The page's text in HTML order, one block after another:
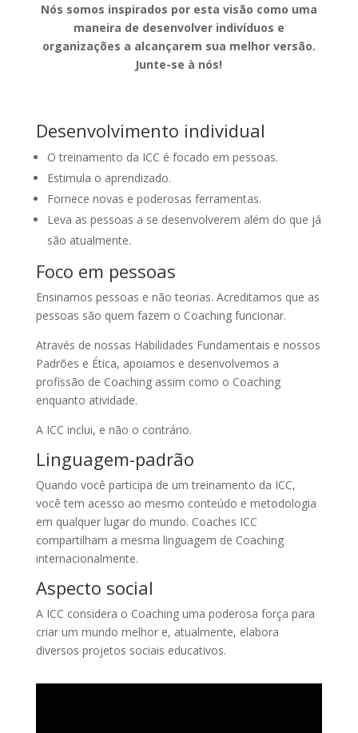
Nós somos inspirados por esta visão como uma
maneira de desenvolver indivíduos e
organizações a alcançarem sua melhor versão.
Junte-se à nós!
Desenvolvimento individual
O treinamento da ICC é focado em pessoas.
Estimula o aprendizado.
Fornece novas e poderosas ferramentas.
Leva as pessoas a se desenvolverem além do que já
são atualmente.
Foco em pessoas
Ensinamos pessoas e não teorias. Acreditamos que as
pessoas são quem fazem o Coaching funcionar.
Através de nossas Habilidades Fundamentais e nossos
Padrões e Ética, apoiamos e desenvolvemos a
profissão de Coaching assim como o Coaching
enquanto atividade.
A ICC inclui, e não o contrário.
Linguagem-padrão
Quando você participa de um treinamento da ICC,
você tem acesso ao mesmo conteúdo e metodologia
em qualquer lugar do mundo. Coaches ICC
compartilham a mesma linguagem de Coaching
internacionalmente.
Aspecto social
A ICC considera o Coaching uma poderosa força para
criar um mundo melhor e, atualmente, elabora
diversos projetos sociais educativos.